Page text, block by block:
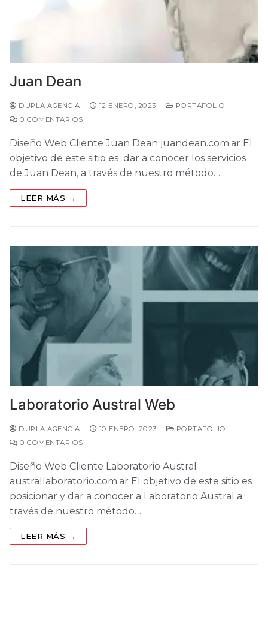
Juan Dean
DUPLA AGENCIA 12 ENERO, 2023
PORTAFOLIO
0 COMENTARIOS
Diseño Web Cliente Juan Dean juandean.com.ar El
objetivo de este sitio es dar a conocer los servicios
de Juan Dean, a través de nuestro método…
LEER MÁS →
Laboratorio Austral Web
DUPLA AGENCIA 10 ENERO, 2023
PORTAFOLIO
0 COMENTARIOS
Diseño Web Cliente Laboratorio Austral
australlaboratorio.com.ar El objetivo de este sitio es
posicionar y dar a conocer a Laboratorio Austral a
través de nuestro método…
LEER MÁS →